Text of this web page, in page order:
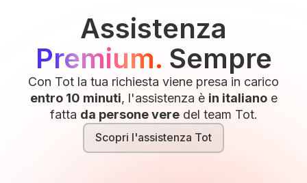
Assistenza
Premium. Sempre
Con Tot la tua richiesta viene presa in carico
entro 10 minuti, l'assistenza è in italianoe
fatta da persone veredel team Tot.
Scopri l'assistenza Tot